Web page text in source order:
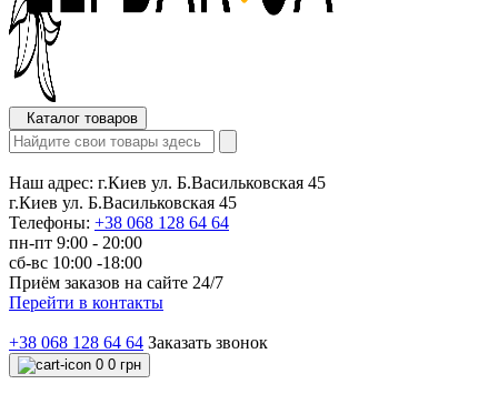
Каталог товаров
Наш адрес: г.Киев ул. Б.Васильковская 45
г.Киев ул. Б.Васильковская 45
Телефоны: +38 068 128 64 64
пн-пт 9:00 - 20:00
сб-вс 10:00 -18:00
Приём заказов на сайте 24/7
Перейти в контакты
+38 068 128 64 64 Заказать звонок
0 0 грн